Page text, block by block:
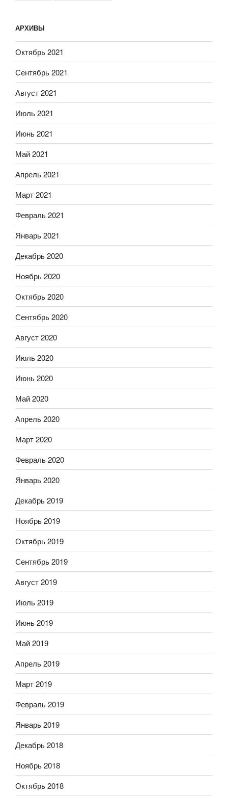
АРХИВЫ
Октябрь 2021
Сентябрь 2021
Август 2021
Июль 2021
Июнь 2021
Май 2021
Апрель 2021
Март 2021
Февраль 2021
Январь 2021
Декабрь 2020
Ноябрь 2020
Октябрь 2020
Сентябрь 2020
Август 2020
Июль 2020
Июнь 2020
Май 2020
Апрель 2020
Март 2020
Февраль 2020
Январь 2020
Декабрь 2019
Ноябрь 2019
Октябрь 2019
Сентябрь 2019
Август 2019
Июль 2019
Июнь 2019
Май 2019
Апрель 2019
Март 2019
Февраль 2019
Январь 2019
Декабрь 2018
Ноябрь 2018
Октябрь 2018